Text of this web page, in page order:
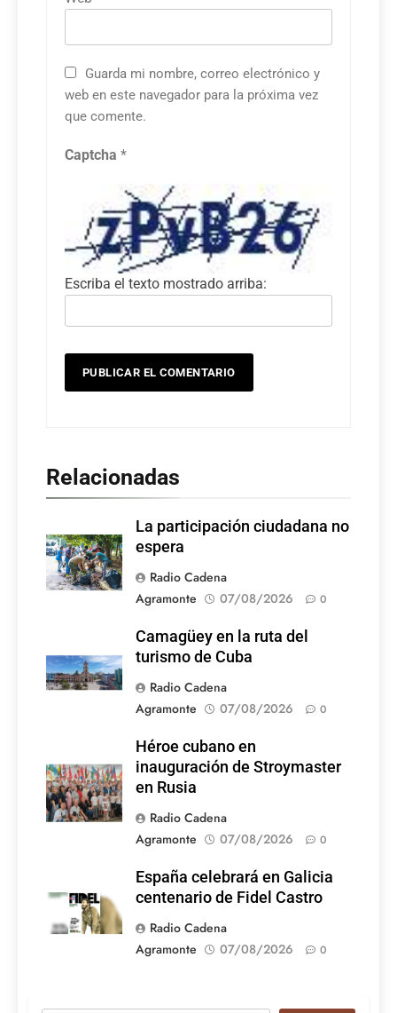
Guarda mi nombre, correo electrónico y
web en este navegador para la próxima vez
que comente.
Captcha *
Escriba el texto mostrado arriba:
Relacionadas
La participación ciudadana no
espera
Radio Cadena
Agramonte
07/08/2026 0
Camagüey en la ruta del
turismo de Cuba
Radio Cadena
Agramonte
07/08/2026 0
Héroe cubano en
inauguración de Stroymaster
en Rusia
Radio Cadena
Agramonte
07/08/2026 0
España celebrará en Galicia
centenario de Fidel Castro
Radio Cadena
Agramonte
07/08/2026 0